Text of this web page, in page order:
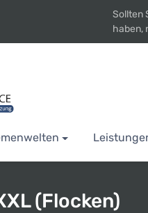
Sollten
haben,
(Flocken)